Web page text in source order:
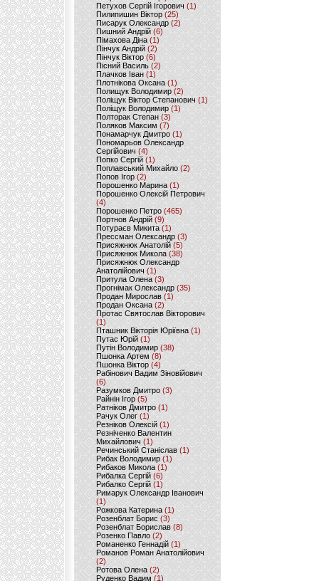
Петухов Сергій Ігорович (1)
Пилипишин Віктор(25)
Писарук Олександр(2)
Пишний Андрій (6)
Пімахова Діна(1)
Пінчук Андрій(2)
Пінчук Віктор (6)
Пісний Василь (2)
Плачков Іван(1)
Плотнікова Оксана (1)
Полищук Володимир(2)
Поліщук Віктор Степанович(1)
Поліщук Володимир (1)
Полторак Степан(3)
Поляков Максим (7)
Понамарчук Дмитро (1)
Пономарьов Олександр
Сергійович(4)
Попко Сергій (1)
Поплавський Михайло (2)
Попов Ігор(2)
Порошенко Марина (1)
Порошенко Олексій Петрович
(4)
Порошенко Петро (465)
Портнов Андрій (9)
Потураєв Микита(1)
Прессман Олександр(3)
Присяжнюк Анатолій (5)
Присяжнюк Микола (38)
Присяжнюк Олександр
Анатолійович (1)
Притула Олена (3)
Прогнімак Олександр(35)
Продан Мирослав(1)
Продан Оксана (2)
Протас Святослав Вікторович
(1)
Пташник Вікторія Юріївна (1)
Путас Юрій (1)
Путін Володимир(38)
Пшонка Артем (8)
Пшонка Віктор(4)
Рабінович Вадим Зіновійович
(6)
Разумков Дмитро (3)
Райнін Ігор(5)
Ратніков Дмитро (1)
Рачук Олег (1)
Резніков Олексій(1)
Резніченко Валентин
Михайлович (1)
Речинський Станіслав (1)
Рибак Володимир(1)
Рибаков Микола(1)
Рибалка Сергій (6)
Рибалко Сергій (1)
Римарук Олександр Іванович
(1)
Рожкова Катерина(1)
Розенблат Борис (3)
Розенблат Борислав (8)
Розенко Павло (2)
Романенко Геннадій (1)
Романов Роман Анатолійович
(2)
Ротова Олена(2)
Руденко Вадим (1)